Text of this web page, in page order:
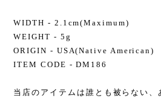
WIDTH - 2.1cm(Maximum)
WEIGHT - 5g
ORIGIN - USA(Native American)
ITEM CODE - DM186
当店のアイテムは誰とも被らない、